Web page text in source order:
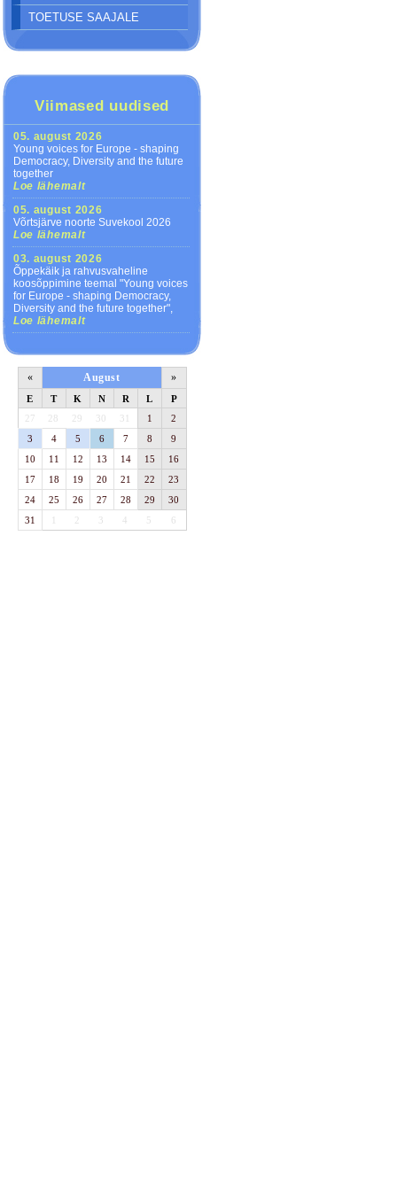
TOETUSE SAAJALE
Viimased uudised
05. august 2026
Young voices for Europe - shaping
Democracy, Diversity and the future
together
Loe lähemalt
05. august 2026
Võrtsjärve noorte Suvekool 2026
Loe lähemalt
03. august 2026
Õppekäik ja rahvusvaheline
koosõppimine teemal "Young voices
for Europe - shaping Democracy,
Diversity and the future together",
Loe lähemalt
« August »
E T K N R L
P
27
28 29 30 31 1
2
3
4 5 6 7 8
9
10
11 12 13 14 15
16
17
18 19 20 21 22
23
24
25 26 27 28 29
30
31
1 3 4 5 6